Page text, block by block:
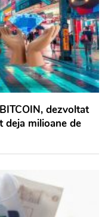
dezvoltat
deja milioane de